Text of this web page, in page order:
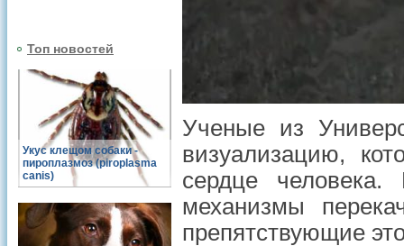
Топ новостей
Укус клещом собаки -
пироплазмоз (piroplasma
canis)
Ученые из
визуализацию,
сердце
механизмы
препятствующие